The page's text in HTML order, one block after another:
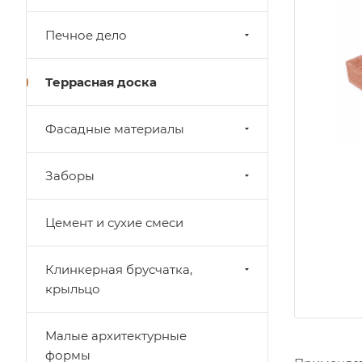
Печное дело
Террасная доска
Фасадные материалы
Заборы
Цемент и сухие смеси
Клинкерная брусчатка,
крыльцо
Малые архитектурные
формы